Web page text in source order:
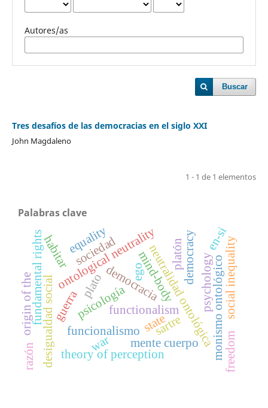
Autores/as
Buscar
Tres desafíos de las democracias en el siglo XXI
John Magdaleno
1 - 1 de 1 elementos
Palabras clave
funcionalismo neutralidad ontológica
mente cuerpo monismo ontológico
functionalism
ontological neutralitymind-body
democracia
desigualdad social
democracy
fundamental rights social inequality
platón
psicología
plato psychology
theory of perception
sociedad
habitar
guerra
equality
war
state
origin of the sartre
en-si
ego
freedom
razón